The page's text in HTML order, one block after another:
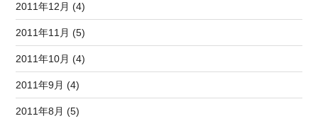
2011年12月 (4)
2011年11月 (5)
2011年10月 (4)
2011年9月 (4)
2011年8月 (5)